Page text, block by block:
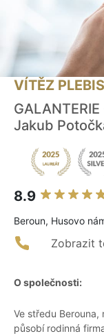
VÍTĚZ
Jakub
8.9
Beroun, Husovo
Zobrazit
O společnosti:
Ve středu Berouna,
působí rodinná